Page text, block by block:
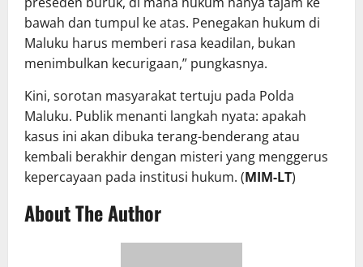
bawah dan tumpul ke atas. Penegakan hukum di
Maluku harus memberi rasa keadilan, bukan
menimbulkan kecurigaan,” pungkasnya.
Kini, sorotan masyarakat tertuju pada Polda
Maluku. Publik menanti langkah nyata: apakah
kasus ini akan dibuka terang-benderang atau
kembali berakhir dengan misteri yang menggerus
kepercayaan pada institusi hukum. (MIM-LT)
About The Author